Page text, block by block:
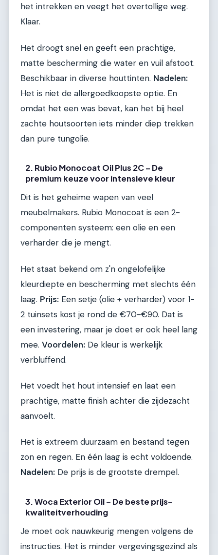
het intrekken en veegt het overtollige weg.
Klaar.
Het droogt snel en geeft een prachtige,
matte bescherming die water en vuil afstoot.
Beschikbaar in diverse houttinten. Nadelen:
Het is niet de allergoedkoopste optie. En
omdat het een was bevat, kan het bij heel
zachte houtsoorten iets minder diep trekken
dan pure tungolie.
2. Rubio Monocoat Oil Plus 2C – De
premium keuze voor intensieve kleur
Dit is het geheime wapen van veel
meubelmakers. Rubio Monocoat is een 2-
componenten systeem: een olie en een
verharder die je mengt.
Het staat bekend om z'n ongelofelijke
kleurdiepte en bescherming met slechts één
laag. Prijs: Een setje (olie + verharder) voor 1-
2 tuinsets kost je rond de €70-€90. Dat is
een investering, maar je doet er ook heel lang
mee. Voordelen: De kleur is werkelijk
verbluffend.
Het voedt het hout intensief en laat een
prachtige, matte finish achter die zijdezacht
aanvoelt.
Het is extreem duurzaam en bestand tegen
zon en regen. En één laag is echt voldoende.
Nadelen: De prijs is de grootste drempel.
3. Woca Exterior Oil – De beste prijs-
kwaliteitverhouding
Je moet ook nauwkeurig mengen volgens de
instructies. Het is minder vergevingsgezind als